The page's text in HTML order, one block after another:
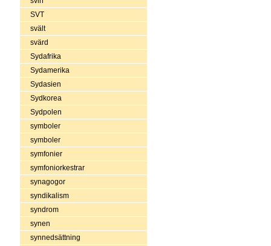
SVT
svält
svärd
Sydafrika
Sydamerika
Sydasien
Sydkorea
Sydpolen
symboler
symboler
symfonier
symfoniorkestrar
synagogor
syndikalism
syndrom
synen
synnedsättning